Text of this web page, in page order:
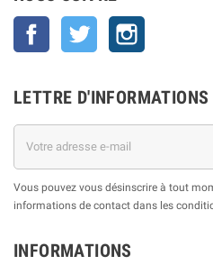
Facebook Twitter
LETTRE D'INFORMATIONS
Vous pouvez vous désinscrire à tout
informations de contact dans les
INFORMATIONS